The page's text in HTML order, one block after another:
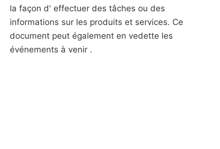
la façon d' effectuer des tâches ou des
informations sur les produits et services. Ce
document peut également en vedette les
événements à venir .